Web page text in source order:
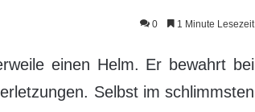
0 1 Minute Lesezeit
einen Helm. Er bewahrt bei
Selbst im schlimmsten